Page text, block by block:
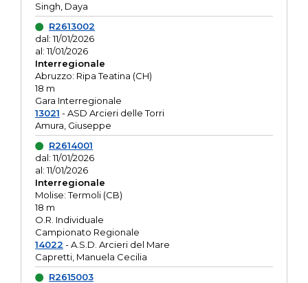
Singh, Daya
R2613002
dal: 11/01/2026
al: 11/01/2026
Interregionale
Abruzzo: Ripa Teatina (CH)
18 m
Gara Interregionale
13021 - ASD Arcieri delle Torri
Amura, Giuseppe
R2614001
dal: 11/01/2026
al: 11/01/2026
Interregionale
Molise: Termoli (CB)
18 m
O.R. Individuale
Campionato Regionale
14022 - A.S.D. Arcieri del Mare
Capretti, Manuela Cecilia
R2615003